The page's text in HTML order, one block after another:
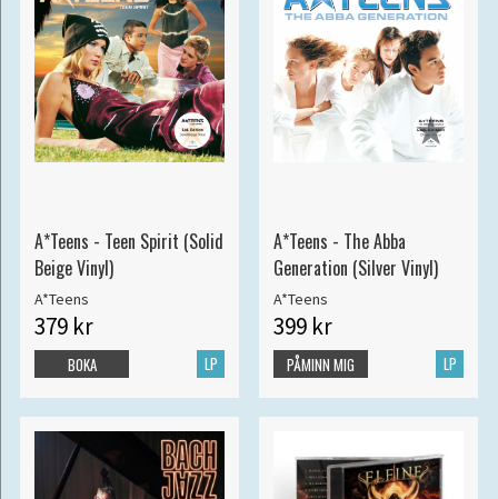
A*Teens - Teen Spirit (Solid
Beige Vinyl)
A*Teens
379 kr
LP
BOKA
A*Teens - The Abba
Generation (Silver Vinyl)
A*Teens
399 kr
LP
PÅMINN MIG